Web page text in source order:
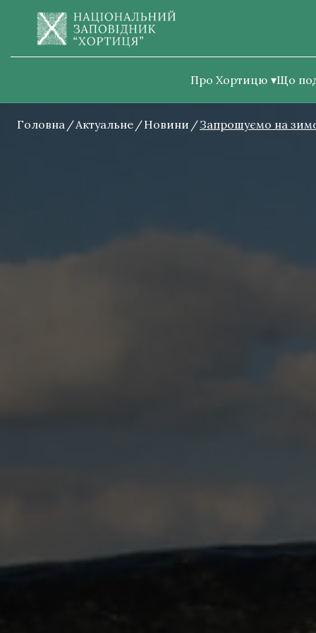
Про Хортицю Що
Головна Актуальне Новини Запрошуємо на